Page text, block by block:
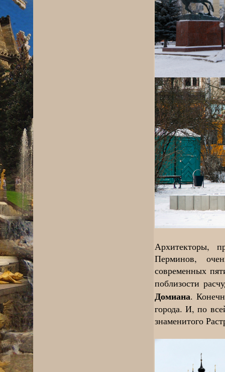
Архитекторы,
Перминов,
современных
поблизости
Домиана.
города. И, по
знаменитого